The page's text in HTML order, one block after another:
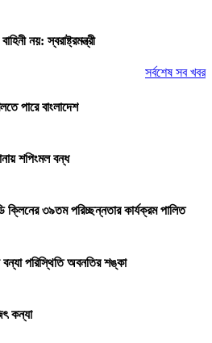
নয়: স্বরাষ্ট্রমন্ত্রী
সর্বশেষ সব খবর
পারে বাংলাদেশ
শপিংমল বন্ধ
ক্লিনের ৩৯তম পরিচ্ছন্নতার কার্যক্রম পালিত
পরিস্থিতি অবনতির শঙ্কা
কন্যা